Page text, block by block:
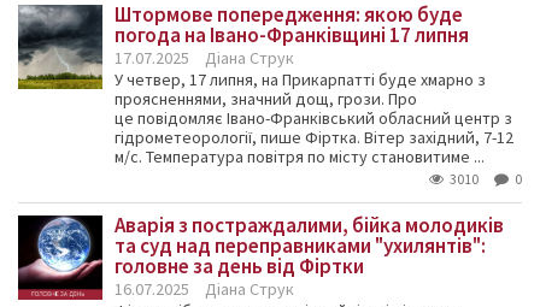
Штормове попередження: якою буде
погода на Івано-Франківщині 17 липня
17.07.2025
Діана Струк
У четвер, 17 липня, на Прикарпатті буде хмарно з
проясненнями, значний дощ, грози. Про
це повідомляє Івано-Франківський обласний центр з
гідрометеорології, пише Фіртка. Вітер західний, 7-12
м/с. Температура повітря по місту становитиме ...
3010 0
Аварія з постраждалими, бійка молодиків
та суд над переправниками "ухилянтів":
головне за день від Фіртки
16.07.2025
Діана Струк